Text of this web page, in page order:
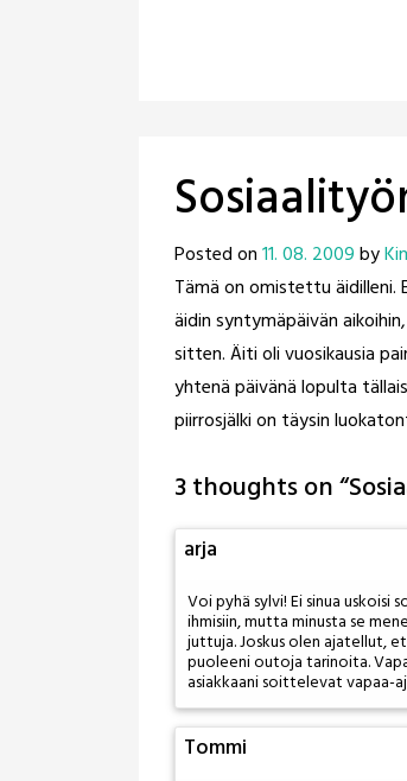
Posted on11. 08. 2009by
Tämä on omistettu äidilleni.
äidin syntymäpäivän
sitten. Äiti oli vuosikausia
yhtenä päivänä lopulta
piirrosjälki on täysin
3 thoughts on “
arja
Voi pyhä sylvi! Ei sinua
ihmisiin, mutta minusta se
juttuja. Joskus olen ajatellut,
puoleeni outoja tarinoita.
asiakkaani soittelevat vapaa-
Tommi